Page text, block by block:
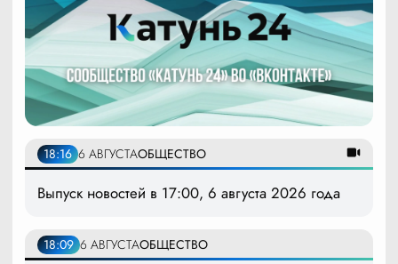
18:16 6 АВГУСТАОБЩЕСТВО
Выпуск новостей в 17:00, 6 августа 2026 года
18:09 6 АВГУСТАОБЩЕСТВО